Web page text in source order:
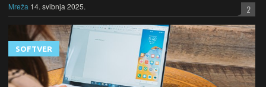
Mreža 14. svibnja 2025. 2
SOFTVER